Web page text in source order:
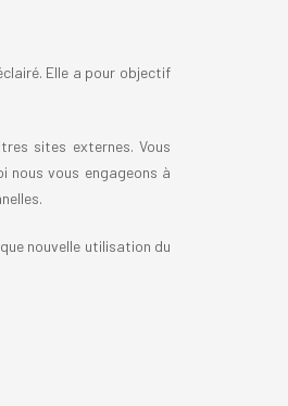
Elle a pour objectif
sites externes. Vous
nous vous engageons à
nouvelle utilisation du